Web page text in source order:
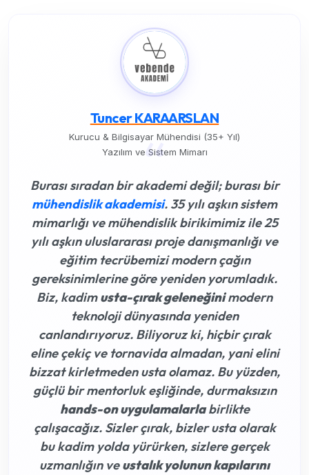
Tuncer KARAARSLAN
Kurucu & Bilgisayar Mühendisi (35+ Yıl)
Yazılım ve Sistem Mimarı
“
Burası sıradan bir akademi değil; burası bir
mühendislik akademisi. 35 yılı aşkın sistem
mimarlığı ve mühendislik birikimimiz ile 25
yılı aşkın uluslararası proje danışmanlığı ve
eğitim tecrübemizi modern çağın
gereksinimlerine göre yeniden yorumladık.
Biz, kadimusta-çırak geleneğinimodern
teknoloji dünyasında yeniden
canlandırıyoruz. Biliyoruz ki, hiçbir çırak
eline çekiç ve tornavida almadan, yani elini
bizzat kirletmeden usta olamaz. Bu yüzden,
güçlü bir mentorluk eşliğinde, durmaksızın
hands-on uygulamalarlabirlikte
çalışacağız. Sizler çırak, bizler usta olarak
bu kadim yolda yürürken, sizlere gerçek
uzmanlığın veustalık yolunun kapılarını